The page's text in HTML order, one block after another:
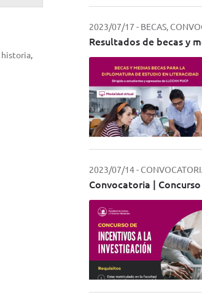
historia,
2023/07/17 - BECAS,
Resultados de becas y
2023/07/14-
Convocatoria |